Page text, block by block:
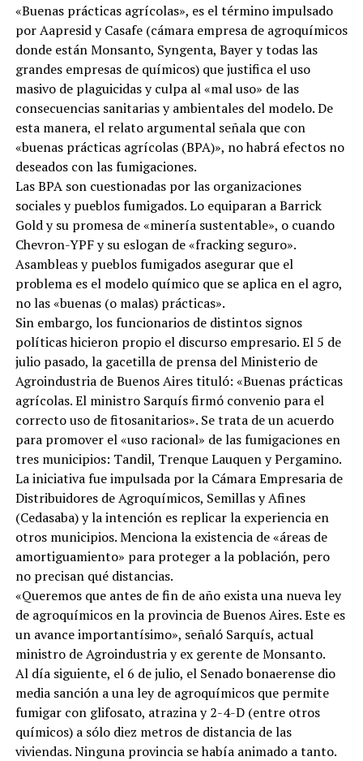
«Buenas prácticas agrícolas», es el término impulsado
por Aapresid y Casafe (cámara empresa de agroquímicos
donde están Monsanto, Syngenta, Bayer y todas las
grandes empresas de químicos) que justifica el uso
masivo de plaguicidas y culpa al «mal uso» de las
consecuencias sanitarias y ambientales del modelo. De
esta manera, el relato argumental señala que con
«buenas prácticas agrícolas (BPA)», no habrá efectos no
deseados con las fumigaciones.
Las BPA son cuestionadas por las organizaciones
sociales y pueblos fumigados. Lo equiparan a Barrick
Gold y su promesa de «minería sustentable», o cuando
Chevron-YPF y su eslogan de «fracking seguro».
Asambleas y pueblos fumigados asegurar que el
problema es el modelo químico que se aplica en el agro,
no las «buenas (o malas) prácticas».
Sin embargo, los funcionarios de distintos signos
políticas hicieron propio el discurso empresario. El 5 de
julio pasado, la gacetilla de prensa del Ministerio de
Agroindustria de Buenos Aires tituló: «Buenas prácticas
agrícolas. El ministro Sarquís firmó convenio para el
correcto uso de fitosanitarios». Se trata de un acuerdo
para promover el «uso racional» de las fumigaciones en
tres municipios: Tandil, Trenque Lauquen y Pergamino.
La iniciativa fue impulsada por la Cámara Empresaria de
Distribuidores de Agroquímicos, Semillas y Afines
(Cedasaba) y la intención es replicar la experiencia en
otros municipios. Menciona la existencia de «áreas de
amortiguamiento» para proteger a la población, pero
no precisan qué distancias.
«Queremos que antes de fin de año exista una nueva ley
de agroquímicos en la provincia de Buenos Aires. Este es
un avance importantísimo», señaló Sarquís, actual
ministro de Agroindustria y ex gerente de Monsanto.
Al día siguiente, el 6 de julio, el Senado bonaerense dio
media sanción a una ley de agroquímicos que permite
fumigar con glifosato, atrazina y 2-4-D (entre otros
químicos) a sólo diez metros de distancia de las
viviendas. Ninguna provincia se había animado a tanto.